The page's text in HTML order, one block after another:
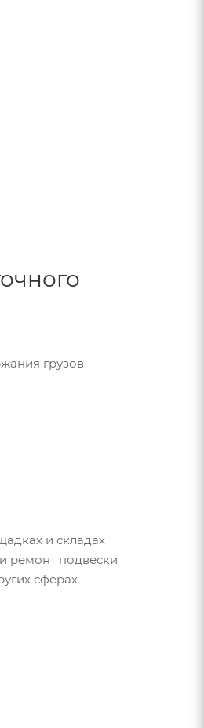
грузов
и складах
ремонт подвески
сферах